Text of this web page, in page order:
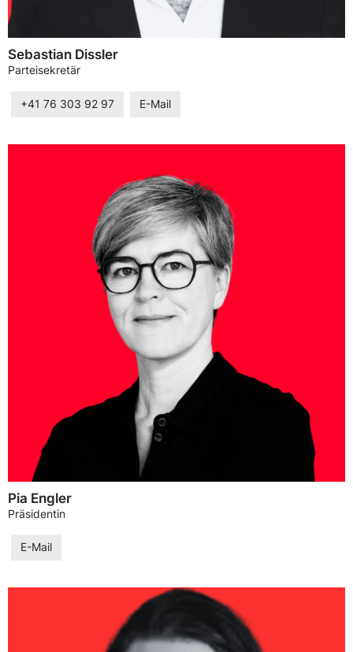
Sebastian Dissler
Parteisekretär
+41 76 303 92 97 E-Mail
Pia Engler
Präsidentin
E-Mail